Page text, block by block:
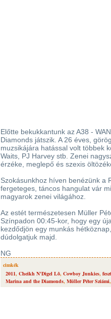
Előtte bekukkantunk az A38 -
Diamonds játszik. A 26 éves,
muzsikájára hatással volt többek
Waits, PJ Harvey stb. Zenei
érzéke, meglepő és szexis
Szokásunkhoz híven benézünk a
fergeteges, táncos hangulat vár
magyarok zenei világához.
Az estét természetesen Müller
Színpadon 00:45-kor, hogy egy
kezdődjön egy munkás
dúdolgatjuk majd.
NG
cimkék
2011, Cheikh N'Digel Lô, Cowboy Junkies,
Marina and the Diamonds, Müller Péter Sziámi,